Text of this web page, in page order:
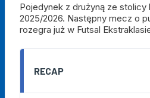
Pojedynek z drużyną ze stolicy
2025/2026. Następny mecz o
rozegra już w Futsal
RECAP